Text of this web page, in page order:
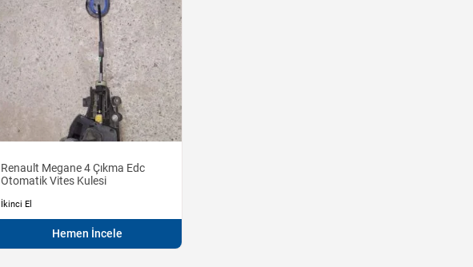
Renault Megane 4 Çıkma Edc
Otomatik Vites Kulesi
İkinci El
Hemen İncele